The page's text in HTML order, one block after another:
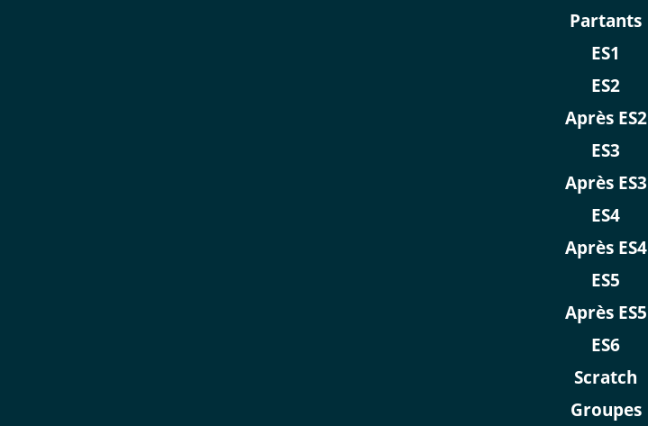
Partants
ES1
ES2
Après ES2
ES3
Après ES3
ES4
Après ES4
ES5
Après ES5
ES6
Scratch
Groupes